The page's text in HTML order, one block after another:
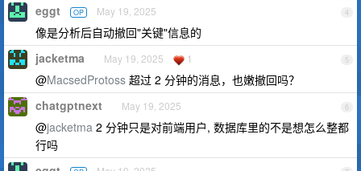
4
eggt OP May 19, 2025
像是分析后自动撤回"关键"信息的
5
jacketma May 19, 2025 1
@MacsedProtoss 超过 2 分钟的消息，也嫩撤回吗？
6
chatgptnext May 19, 2025
@jacketma 2 分钟只是对前端用户, 数据库里的不是想怎么整都
行吗